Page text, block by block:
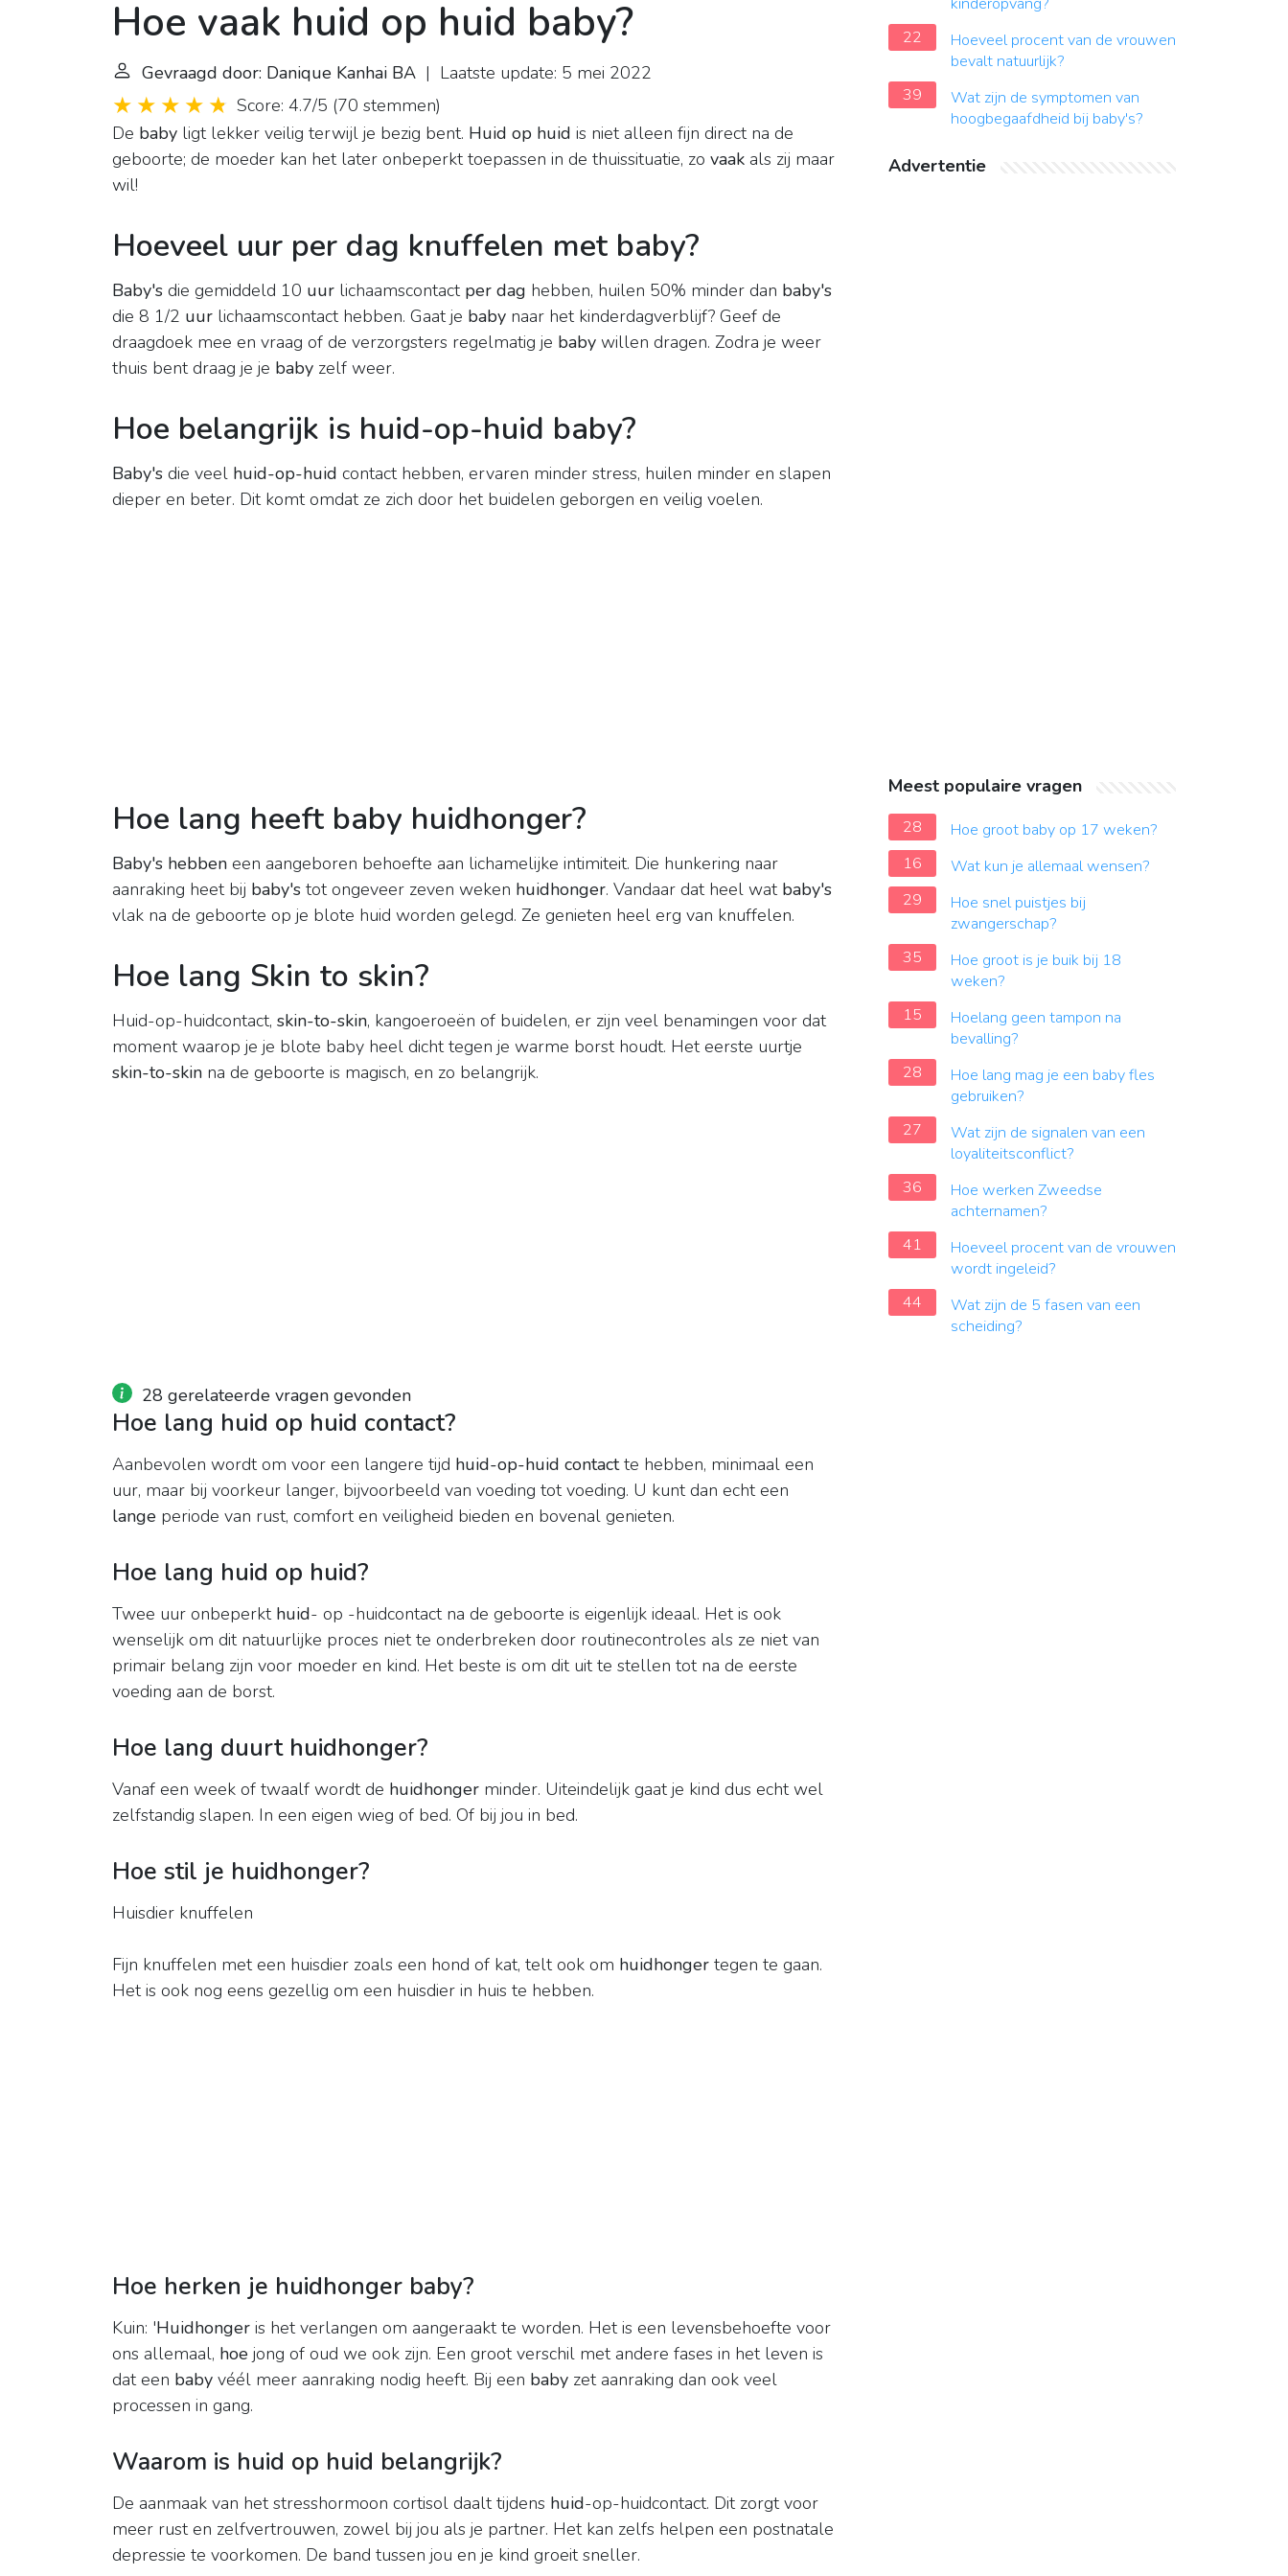
Hoe vaak huid op huid baby?
Gevraagd door: Danique Kanhai BA | Laatste update: 5 mei 2022
Score: 4.7/5 (70 stemmen)
De baby ligt lekker veilig terwijl je bezig bent. Huid op huid is niet alleen fijn direct na de
geboorte; de moeder kan het later onbeperkt toepassen in de thuissituatie, zo vaak als zij maar
wil!
Hoeveel uur per dag knuffelen met baby?
Baby's die gemiddeld 10 uur lichaamscontact per dag hebben, huilen 50% minder dan baby's
die 8 1/2 uur lichaamscontact hebben. Gaat je baby naar het kinderdagverblijf? Geef de
draagdoek mee en vraag of de verzorgsters regelmatig je baby willen dragen. Zodra je weer
thuis bent draag je je baby zelf weer.
Hoe belangrijk is huid-op-huid baby?
Baby's die veel huid-op-huid contact hebben, ervaren minder stress, huilen minder en slapen
dieper en beter. Dit komt omdat ze zich door het buidelen geborgen en veilig voelen.
Hoe lang heeft baby huidhonger?
Baby's hebben een aangeboren behoefte aan lichamelijke intimiteit. Die hunkering naar
aanraking heet bij baby's tot ongeveer zeven weken huidhonger. Vandaar dat heel wat baby's
vlak na de geboorte op je blote huid worden gelegd. Ze genieten heel erg van knuffelen.
Hoe lang Skin to skin?
Huid-op-huidcontact, skin-to-skin, kangoeroeën of buidelen, er zijn veel benamingen voor dat
moment waarop je je blote baby heel dicht tegen je warme borst houdt. Het eerste uurtje
skin-to-skin na de geboorte is magisch, en zo belangrijk.
28 gerelateerde vragen gevonden
Hoe lang huid op huid contact?
Aanbevolen wordt om voor een langere tijd huid-op-huid contactte hebben, minimaal een
uur, maar bij voorkeur langer, bijvoorbeeld van voeding tot voeding. U kunt dan echt een
lange periode van rust, comfort en veiligheid bieden en bovenal genieten.
Hoe lang huid op huid?
Twee uur onbeperkt huid- op -huidcontact na de geboorte is eigenlijk ideaal. Het is ook
wenselijk om dit natuurlijke proces niet te onderbreken door routinecontroles als ze niet van
primair belang zijn voor moeder en kind. Het beste is om dit uit te stellen tot na de eerste
voeding aan de borst.
Hoe lang duurt huidhonger?
Vanaf een week of twaalf wordt de huidhonger minder. Uiteindelijk gaat je kind dus echt wel
zelfstandig slapen. In een eigen wieg of bed. Of bij jou in bed.
Hoe stil je huidhonger?
Huisdier knuffelen
Fijn knuffelen met een huisdier zoals een hond of kat, telt ook om huidhonger tegen te gaan.
Het is ook nog eens gezellig om een huisdier in huis te hebben.
Hoe herken je huidhonger baby?
Kuin: 'Huidhonger is het verlangen om aangeraakt te worden. Het is een levensbehoefte voor
ons allemaal, hoe jong of oud we ook zijn. Een groot verschil met andere fases in het leven is
dat een baby véél meer aanraking nodig heeft. Bij een baby zet aanraking dan ook veel
processen in gang.
Waarom is huid op huid belangrijk?
De aanmaak van het stresshormoon cortisol daalt tijdens huid-op-huidcontact. Dit zorgt voor
meer rust en zelfvertrouwen, zowel bij jou als je partner. Het kan zelfs helpen een postnatale
depressie te voorkomen. De band tussen jou en je kind groeit sneller.
22
Hoeveel procent van de vrouwen
bevalt natuurlijk?
39
Wat zijn de symptomen van
hoogbegaafdheid bij baby's?
Advertentie
Meest populaire vragen
28
Hoe groot baby op 17 weken?
16
Wat kun je allemaal wensen?
29
Hoe snel puistjes bij
zwangerschap?
35
Hoe groot is je buik bij 18
weken?
15
Hoelang geen tampon na
bevalling?
28
Hoe lang mag je een baby fles
gebruiken?
27
Wat zijn de signalen van een
loyaliteitsconflict?
36
Hoe werken Zweedse
achternamen?
41
Hoeveel procent van de vrouwen
wordt ingeleid?
44
Wat zijn de 5 fasen van een
scheiding?